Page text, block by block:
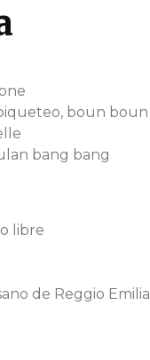
boun boun
bang bang
libre
de Reggio Emilia